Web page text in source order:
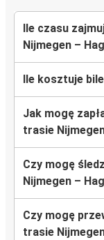
Ile czasu
Nijmegen –
Ile kosztuje
Jak mogę
trasie
Czy mogę
Nijmegen –
Czy mogę
trasie